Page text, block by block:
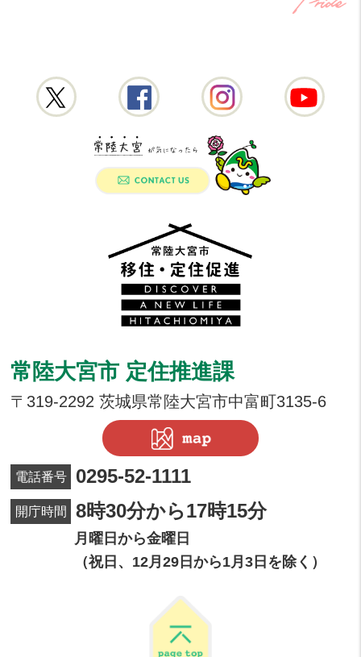
常陸大宮市公式X常陸大宮市公式
常陸
常陸大宮市 定住推進課
〒319-2292 茨城県常陸大宮市中富町3135-6
電話番号 0295-52-1111
開庁時間 8時30分から17時15分
月曜日から金曜日
（祝日、12月29日から1月3日を除く）